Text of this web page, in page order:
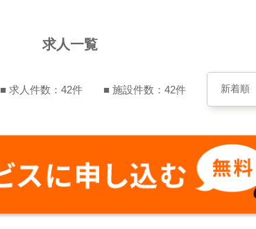
求人一覧
■ 求人件数：42件 ■ 施設件数：42件